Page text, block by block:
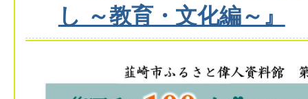
し ～教育・文化編～』